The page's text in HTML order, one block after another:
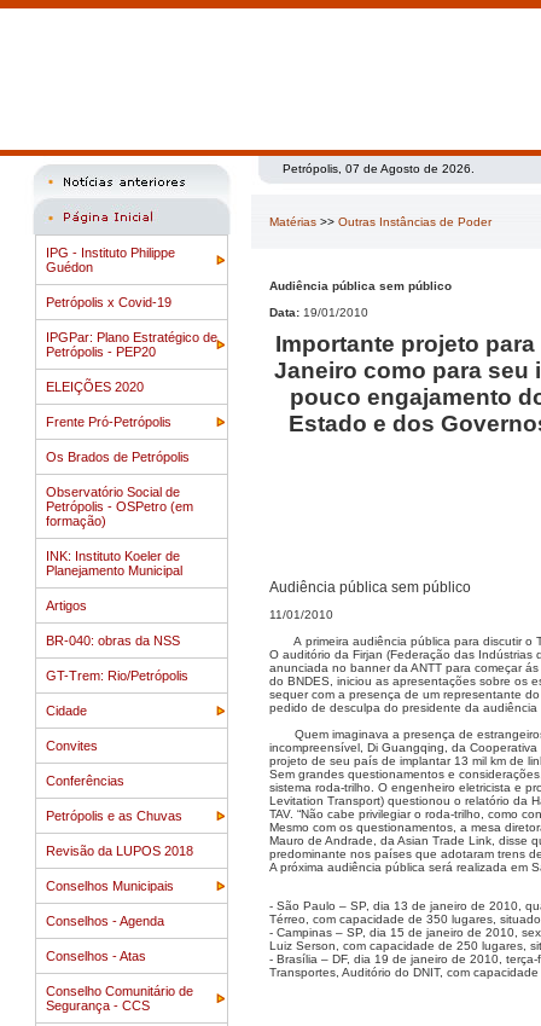
IPG - Instituto Philippe
Guédon
Petrópolis x Covid-19
IPGPar: Plano Estratégico de
Petrópolis - PEP20
ELEIÇÕES 2020
Frente Pró-Petrópolis
Os Brados de Petrópolis
Observatório Social de
Petrópolis - OSPetro (em
formação)
INK: Instituto Koeler de
Planejamento Municipal
Artigos
BR-040: obras da NSS
GT-Trem: Rio/Petrópolis
Cidade
Convites
Conferências
Petrópolis e as Chuvas
Revisão da LUPOS 2018
Conselhos Municipais
Conselhos - Agenda
Conselhos - Atas
Conselho Comunitário de
Segurança - CCS
Petrópolis, 07 de Agosto de 2026.
Matérias >> Outras Instâncias de Poder
Audiência pública sem público
Data: 19/01/2010
Importante projeto
Janeiro como para seu
pouco engajamento
Estado e dos
Audiência pública sem público
11/01/2010
A primeira audiência pública para discutir o
O auditório da Firjan (Federação das
anunciada no banner da ANTT para começar
do BNDES, iniciou as apresentações sobre os
sequer com a presença de um representante
pedido de desculpa do presidente da
Quem imaginava a presença de
incompreensível, Di Guangqing, da
projeto de seu país de implantar 13 mil km de
Sem grandes questionamentos e
sistema roda-trilho. O engenheiro eletricista e
Levitation Transport) questionou o relatório da
TAV. “Não cabe privilegiar o roda-trilho, como
Mesmo com os questionamentos, a mesa
Mauro de Andrade, da Asian Trade Link, disse
predominante nos países que adotaram trens
A próxima audiência pública será realizada em
- São Paulo – SP, dia 13 de janeiro de 2010,
Térreo, com capacidade de 350 lugares,
- Campinas – SP, dia 15 de janeiro de 2010,
Luiz Serson, com capacidade de 250 lugares,
- Brasília – DF, dia 19 de janeiro de 2010,
Transportes, Auditório do DNIT, com